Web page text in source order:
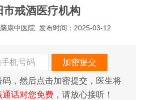
市戒酒医疗机构
康中医院 发布时间：2025-03-12
，然后点击加密提交，医生将
通话对您免费，请放心接听！